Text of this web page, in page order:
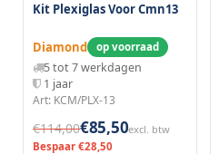
Kit Plexiglas Voor Cmn13
Diamond op voorraad
5 tot 7 werkdagen
1 jaar
Art: KCM/PLX-13
€114,00€85,50excl. btw
Bespaar €28,50